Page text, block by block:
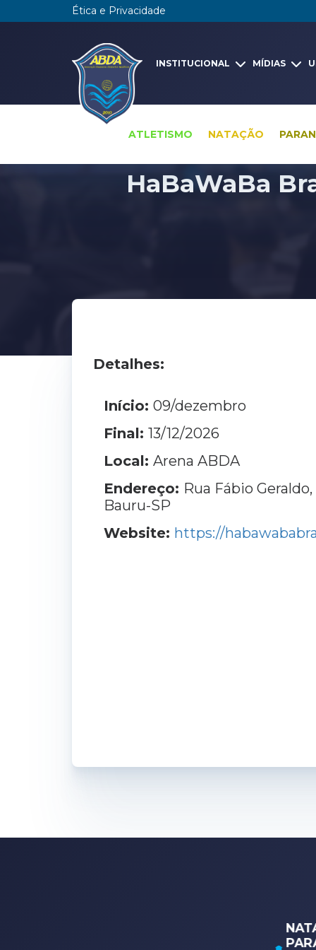
Ética e Privacidade
INSTITUCIONAL MÍDIAS
ATLETISMO NATAÇÃO
HaBaWaBa
Detalhes:
Início: 09/dezembro
Final: 13/12/2026
Local: Arena ABDA
Endereço: Rua Fábio
Bauru-SP
Website: https://